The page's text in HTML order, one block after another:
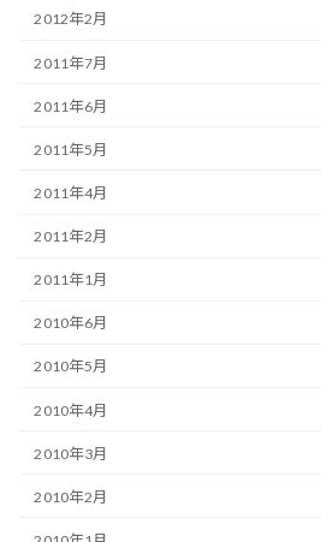
2012年2月
2011年7月
2011年6月
2011年5月
2011年4月
2011年2月
2011年1月
2010年6月
2010年5月
2010年4月
2010年3月
2010年2月